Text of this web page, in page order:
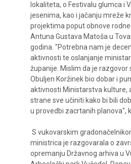
lokaliteta, o Festivalu glumca i
jesenima, kao i jačanju mreže
projektima poput obnove
Antuna Gustava Matoša u
godina. "Potrebna nam je
aktivnosti te oslanjanje
županije. Mislim da je razgovor
Obuljen Koržinek bio dobar i
aktivnosti Ministarstva kulture,
strane sve učiniti kako bi bili
u provedbi zacrtanih planova",
S vukovarskim
ministrica je razgovarala o
opremanju Državnog arhiva u